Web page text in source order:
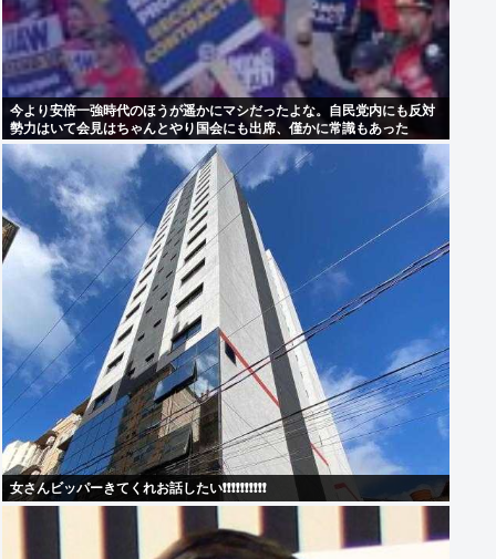
今より安倍一強時代のほうが遥かにマシだったよな。自民党内にも反対
勢力はいて会見はちゃんとやり国会にも出席、僅かに常識もあった
女さんビッパーきてくれお話したい❗❗❗❗❗❗❗❗❗❗